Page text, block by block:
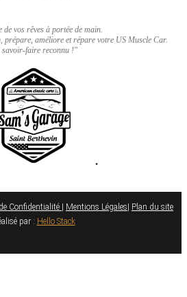
vos rêves à portée de main.
prépare, améliore et répare votre US Muscle Car.
savoir-faire reconnu !"
•
Confidentialité Mentions Légales
Plan du site
par : Hello Stack